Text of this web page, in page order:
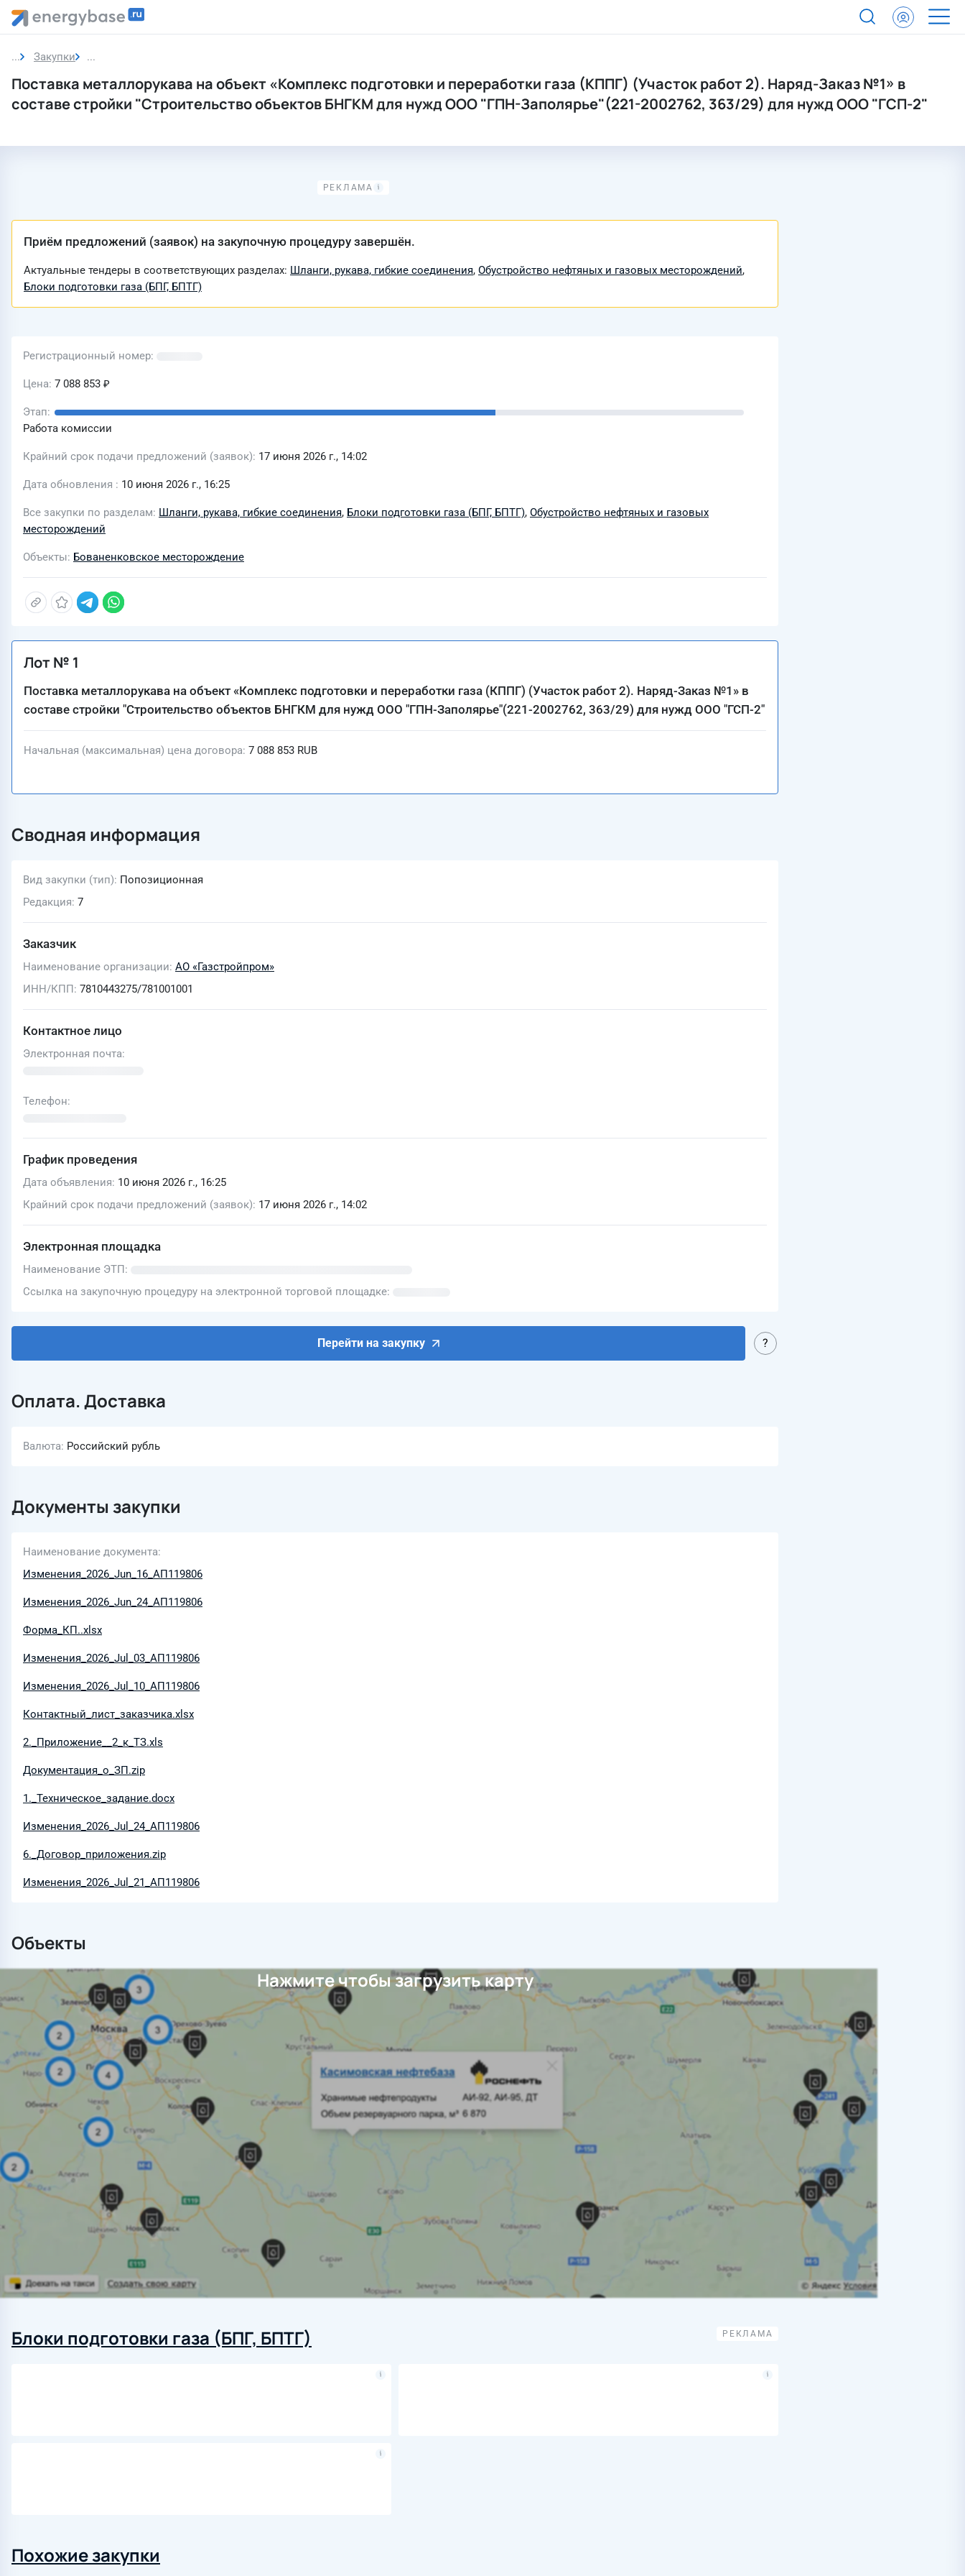
Закупки Закупка
Поставка металлорукава на объект «Комплекс подготовки и переработки газа (КППГ) (Участок работ 2). Наряд-Заказ №1» в
составе стройки "Строительство объектов БНГКМ для нужд ООО "ГПН-Заполярье"(221-2002762, 363/29) для нужд ООО "ГСП-2"
Приём предложений (заявок) на закупочную процедуру завершён.
Актуальные тендеры в соответствующих разделах: Шланги, рукава, гибкие соединения, Обустройство нефтяных и газовых месторождений,
Блоки подготовки газа (БПГ, БПТГ)
Регистрационный номер
Цена 7 088 853 ₽
Этап
Работа комиссии
Крайний срок подачи предложений (заявок) 17 июня 2026 г., 14:02
Дата обновления 10 июня 2026 г., 16:25
Все закупки по разделам Шланги, рукава, гибкие соединения, Блоки подготовки газа (БПГ, БПТГ), Обустройство нефтяных и газовых
месторождений
Объекты Бованенковское месторождение
Лот № 1
Поставка металлорукава на объект «Комплекс подготовки и переработки газа (КППГ) (Участок работ 2). Наряд-Заказ №1» в
составе стройки "Строительство объектов БНГКМ для нужд ООО "ГПН-Заполярье"(221-2002762, 363/29) для нужд ООО "ГСП-2"
Начальная (максимальная) цена договора 7 088 853 RUB
Сводная информация
Вид закупки (тип) Попозиционная
Редакция 7
Заказчик
Наименование организации АО «Газстройпром»
ИНН/КПП 7810443275/781001001
Контактное лицо
Электронная почта
Телефон
График проведения
Дата объявления 10 июня 2026 г., 16:25
Крайний срок подачи предложений (заявок) 17 июня 2026 г., 14:02
Электронная площадка
Наименование ЭТП
Ссылка на закупочную процедуру на электронной торговой площадке
Перейти на закупку
Оплата. Доставка
Валюта Российский рубль
Документы закупки
Наименование документа
Изменения_2026_Jun_16_АП119806
Изменения_2026_Jun_24_АП119806
Форма_КП..xlsx
Изменения_2026_Jul_03_АП119806
Изменения_2026_Jul_10_АП119806
Контактный_лист_заказчика.xlsx
2._Приложение__2_к_ТЗ.xls
Документация_о_ЗП.zip
1._Техническое_задание.docx
Изменения_2026_Jul_24_АП119806
6._Договор_приложения.zip
Изменения_2026_Jul_21_АП119806
Объекты
Нажмите чтобы загрузить карту
Блоки подготовки газа (БПГ, БПТГ)
Похожие закупки